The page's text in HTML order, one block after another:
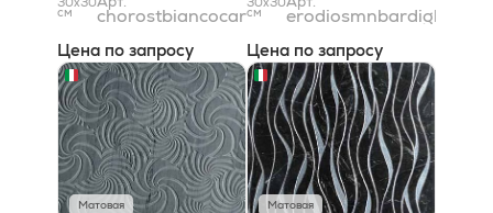
30,5x30,5
см chorostbiancocarrarasilver31x31
Цена по запросу
см
Цена по запросу
Матовая
Матовая